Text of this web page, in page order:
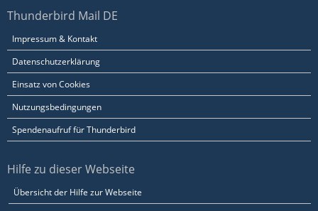
Thunderbird Mail DE
Impressum & Kontakt
Datenschutzerklärung
Einsatz von Cookies
Nutzungsbedingungen
Spendenaufruf für Thunderbird
Hilfe zu dieser Webseite
Übersicht der Hilfe zur Webseite